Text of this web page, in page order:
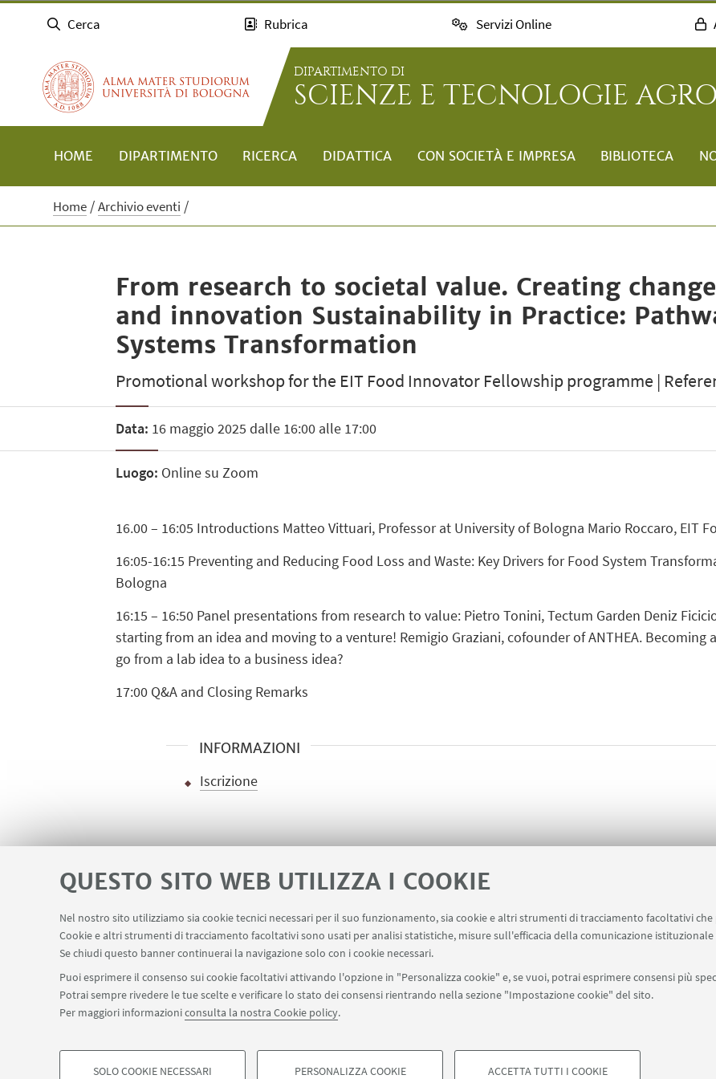
QUESTO SITO WEB UTILIZZA I COOKIE
Nel nostro sito utilizziamo sia cookie tecnici necessari per il suo funzionamento, sia cookie e altri strumenti di tracciamento facoltativi
Cookie e altri strumenti di tracciamento facoltativi sono usati per analisi statistiche, misure sull'efficacia della comunicazione
Se chiudi questo banner continuerai la navigazione solo con i cookie necessari.
Puoi esprimere il consenso sui cookie facoltativi attivando l'opzione in "Personalizza cookie" e, se vuoi, potrai esprimere consensi più
Potrai sempre rivedere le tue scelte e verificare lo stato dei consensi rientrando nella sezione "Impostazione cookie" del sito.
Per maggiori informazioniconsulta la nostra Cookie policy.
SOLO COOKIE NECESSARI PERSONALIZZA COOKIE ACCETTA TUTTI I COOKIE
Cerca Rubrica Servizi Online
DIPARTIMENTO DI
SCIENZE E TECNOLOGIE
HOME DIPARTIMENTO RICERCA DIDATTICA CON SOCIETÀ E IMPRESA BIBLIOTECA
Home Archivio eventi
From research to societal value. Creating
and innovation Sustainability in Practice:
Systems Transformation
Promotional workshop for the EIT Food Innovator Fellowship programme |
Data: 16 maggio 2025 dalle 16:00 alle 17:00
Luogo: Online su Zoom
16.00 – 16:05 Introductions Matteo Vittuari, Professor at University of Bologna Mario Roccaro, EIT
16:05-16:15 Preventing and Reducing Food Loss and Waste: Key Drivers for Food System
Bologna
16:15 – 16:50 Panel presentations from research to value: Pietro Tonini, Tectum Garden Deniz
starting from an idea and moving to a venture! Remigio Graziani, cofounder of ANTHEA.
go from a lab idea to a business idea?
17:00 Q&A and Closing Remarks
INFORMAZIONI
Iscrizione
LINK UTILI Area riservata - Distal Contatti Carta dei servizi
SEGUI IL DIPARTIMENTO SU: SEGUI UNIBO SU:
©Copyright 2026 - ALMA MATER STUDIORUM - Università di Bologna - Via Zamboni, 33 - 40126 Bologna - PI: 01131710376 - CF:
Note legali Informazioni sul sito e accessibilità Impostazioni Cookie